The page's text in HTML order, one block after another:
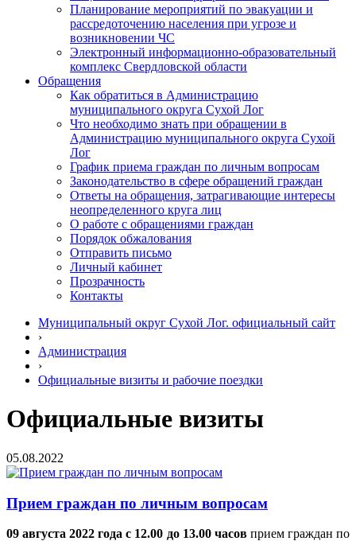
Планирование мероприятий по эвакуации и
рассредоточению населения при угрозе и
возникновении ЧС
Электронный информационно-образовательный
комплекс Свердловской области
Обращения
Как обратиться в Администрацию
муниципального округа Сухой Лог
Что необходимо знать при обращении в
Администрацию муниципального округа Сухой
Лог
График приема граждан по личным вопросам
Законодательство в сфере обращений граждан
Ответы на обращения, затрагивающие интересы
неопределенного круга лиц
О работе с обращениями граждан
Порядок обжалования
Отправить письмо
Личный кабинет
Прозрачность
Контакты
Муниципальный округ Сухой Лог. официальный сайт
›
Администрация
›
Официальные визиты и рабочие поездки
Официальные визиты
05.08.2022
Прием граждан по личным вопросам
09 августа 2022 года с 12.00 до 13.00 часовприем граждан по